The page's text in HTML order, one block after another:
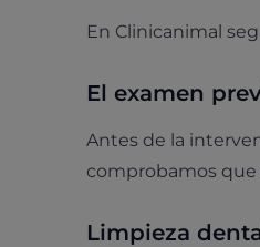
En Clinicanimal
El examen
Antes de la
comprobamos que
Limpieza